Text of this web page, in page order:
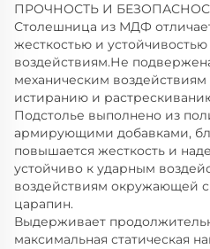
ПРОЧНОСТЬ И
Столешница из МДФ
жесткостью и
воздействиям.Не
механическим
истиранию и
Подстолье выполнено из
армирующими добавками,
повышается жесткость и
устойчиво к ударным
воздействиям окружающей
царапин.
Выдерживает
максимальная статическая